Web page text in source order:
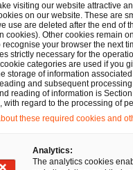
darf das für
Gewissheit
für das Thema
steht dem
Compliance und die
Etablierte
visiting our website attractive
on our website. These are
use are deleted after the end of
cookies). Other cookies remain
recognise your browser the next
strictly necessary for the
categories are used if you
storage of information
and subsequent
reading of information is
with regard to the processing of
these required cookies and
Analytics:
The analytics cookies